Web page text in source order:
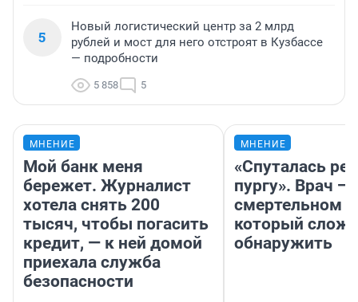
5
Новый логистический центр за 2 млрд
рублей и мост для него отстроят в Кузбассе
— подробности
5 858 5
МНЕНИЕ
Мой банк меня
бережет. Журналист
хотела снять 200
тысяч, чтобы погасить
кредит, — к ней домой
приехала служба
безопасности
МНЕНИЕ
«Спуталась
пургу». Врач —
смертельном
который
обнаружить